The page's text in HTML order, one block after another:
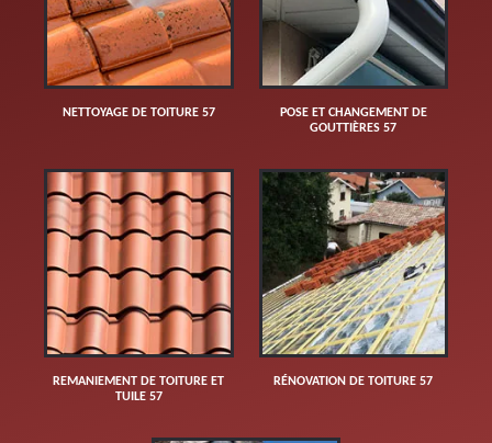
NETTOYAGE DE TOITURE 57
POSE ET CHANGEMENT DE
GOUTTIÈRES 57
REMANIEMENT DE TOITURE ET
TUILE 57
RÉNOVATION DE TOITURE 57